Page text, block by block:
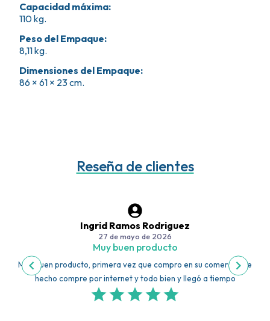
Capacidad máxima:
110 kg.
Peso del Empaque:
8,11 kg.
Dimensiones del Empaque:
86 × 61 × 23 cm.
Reseña de clientes
Ingrid Ramos Rodriguez
27 de mayo de 2026
Muy buen producto
Muy buen producto, primera vez que compro en su comercio, de
hecho compre por internet y todo bien y llegó a tiempo